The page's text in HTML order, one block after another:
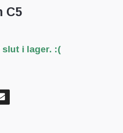
C5
i lager. :(